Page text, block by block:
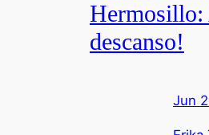
descanso!
Jun